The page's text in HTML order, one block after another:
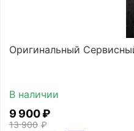
Оригинальный
В наличии
13 900 ₽
9 900₽